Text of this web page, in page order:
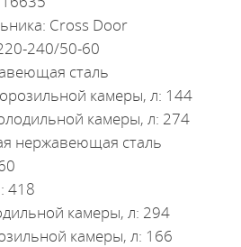
Cross Door
240/50-60
сталь
камеры, л: 144
камеры, л: 274
нержавеющая сталь
418
камеры, л: 294
камеры, л: 166